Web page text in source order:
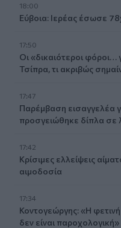
18:00
Εύβοια: Ιερέας έσωσε
17:50
Οι «δικαιότεροι φόροι…
Τσίπρα, τι ακριβώς
17:47
Παρέμβαση εισαγγελέα
προσγειώθηκε δίπλα
17:42
Κρίσιμες ελλείψεις
αιμοδοσία
17:34
Κοντογεώργης: «Η
δεν είναι παροχολογική»